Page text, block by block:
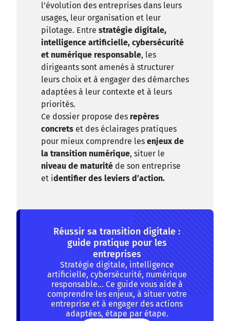
l’évolution des entreprises dans leurs
usages, leur organisation et leur
pilotage. Entre stratégie digitale,
intelligence artificielle, cybersécurité
et numérique responsable, les
dirigeants sont amenés à structurer
leurs choix et à engager des démarches
adaptées à leur contexte et à leurs
priorités.
Ce dossier propose des repères
concrets et des éclairages pratiques
pour mieux comprendre les enjeux de
la transition numérique, situer le
niveau de maturité de son entreprise
et identifier des leviers d’action.
Réussir sa transition digitale :
guide pratique pour les
entreprises
Stratégie digitale, intelligence
artificielle, cybersécurité, numérique
responsable… Ce guide vous aide à
comprendre les enjeux, à situer votre
entreprise et à engager des actions
adaptées, étape par étape.